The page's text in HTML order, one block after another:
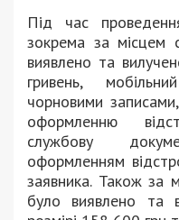
Під час
зокрема за місцем
виявлено та
гривень,
чорновими
оформленню
службову
оформленням
заявника. Також за
було виявлено та